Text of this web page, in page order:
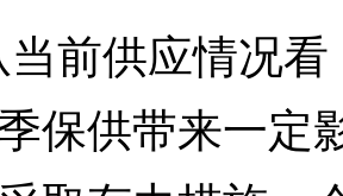
供应情况看
保供带来一定